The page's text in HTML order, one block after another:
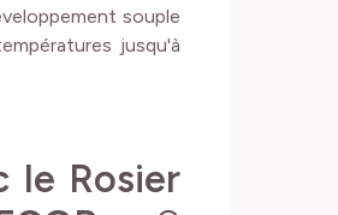
souple
jusqu'à
le Rosier